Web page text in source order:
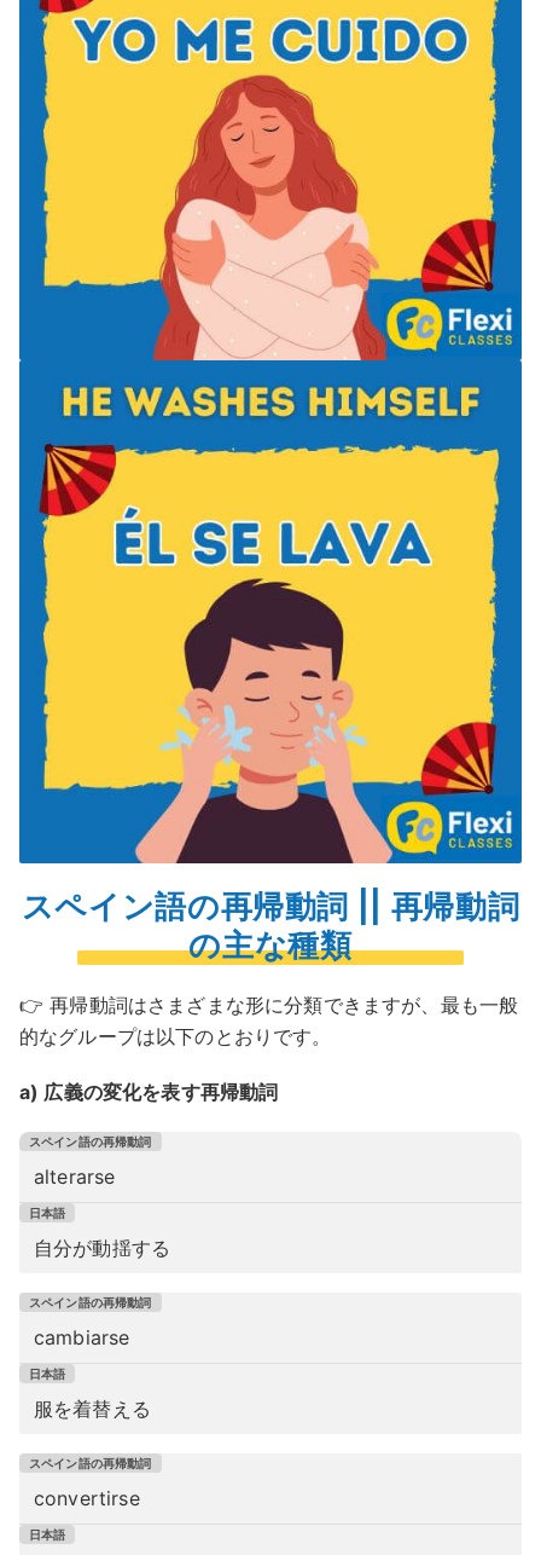
スペイン語の再帰動詞 || 再帰動詞
の主な種類
👉 再帰動詞はさまざまな形に分類できますが、最も一般
的なグループは以下のとおりです。
a) 広義の変化を表す再帰動詞
alterarse
自分が動揺する
cambiarse
服を着替える
convertirse